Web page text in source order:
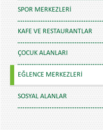
SPOR MERKEZLERI
KAFE VE RESTAURANTLAR
ÇOCUK ALANLARI
EĞLENCE MERKEZLERI
SOSYAL ALANLAR